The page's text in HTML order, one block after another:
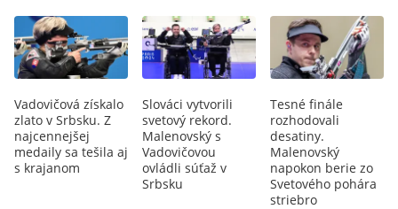
Vadovičová získalo
zlato v Srbsku. Z
najcennejšej
medaily sa tešila aj
s krajanom
Slováci vytvorili
svetový rekord.
Malenovský s
Vadovičovou
ovládli súťaž v
Srbsku
Tesné finále
rozhodovali
desatiny.
Malenovský
napokon berie zo
Svetového pohára
striebro